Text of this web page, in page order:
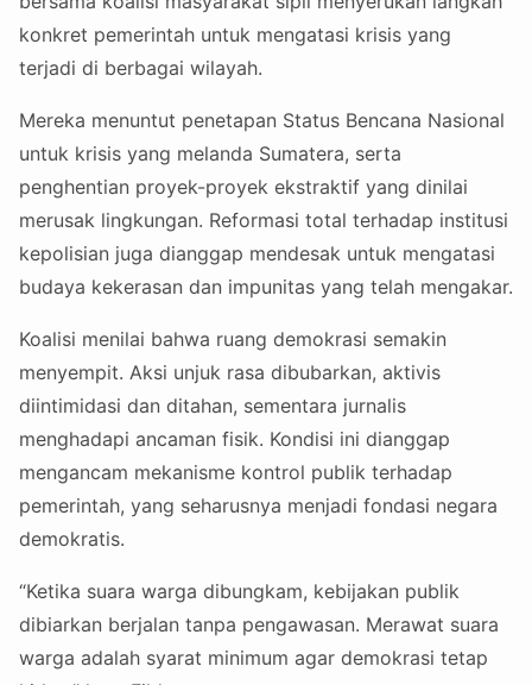
konkret pemerintah untuk mengatasi krisis yang
terjadi di berbagai wilayah.
Mereka menuntut penetapan Status Bencana Nasional
untuk krisis yang melanda Sumatera, serta
penghentian proyek-proyek ekstraktif yang dinilai
merusak lingkungan. Reformasi total terhadap institusi
kepolisian juga dianggap mendesak untuk mengatasi
budaya kekerasan dan impunitas yang telah mengakar.
Koalisi menilai bahwa ruang demokrasi semakin
menyempit. Aksi unjuk rasa dibubarkan, aktivis
diintimidasi dan ditahan, sementara jurnalis
menghadapi ancaman fisik. Kondisi ini dianggap
mengancam mekanisme kontrol publik terhadap
pemerintah, yang seharusnya menjadi fondasi negara
demokratis.
“Ketika suara warga dibungkam, kebijakan publik
dibiarkan berjalan tanpa pengawasan. Merawat suara
warga adalah syarat minimum agar demokrasi tetap